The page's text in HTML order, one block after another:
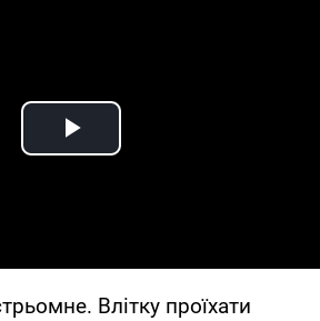
Play Video
Влітку проїхати